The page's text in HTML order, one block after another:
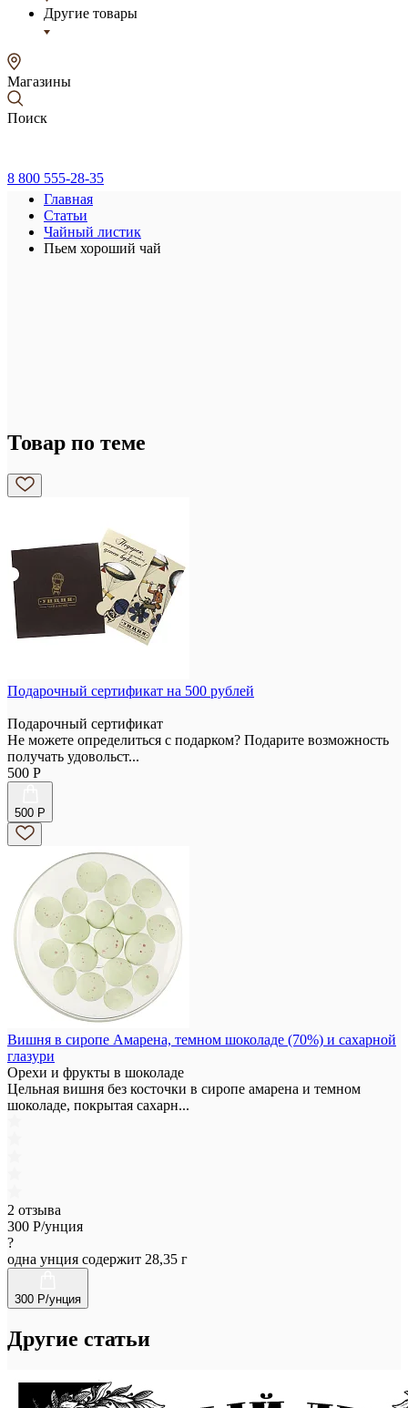
Другие товары
Магазины
Поиск
8 800 555-28-35
Главная
Статьи
Чайный листик
Пьем хороший чай
Товар по теме
Подарочный сертификат на 500 рублей
Подарочный сертификат
Не можете определиться с подарком? Подарите возможность
получать удовольст...
500 Р
500 Р
Вишня в сиропе Амарена, темном шоколаде (70%) и сахарной
глазури
Орехи и фрукты в шоколаде
Цельная вишня без косточки в сиропе амарена и темном
шоколаде, покрытая сахарн...
2 отзыва
300 Р/унция
?
одна унция содержит 28,35 г
300 Р/унция
Другие статьи